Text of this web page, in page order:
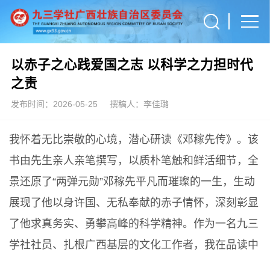
以赤子之心践爱国之志 以科学之力担时代
之责
发布时间：2026-05-25 撰稿人：李佳璐
我怀着无比崇敬的心境，潜心研读《邓稼先传》。该
书由先生亲人亲笔撰写，以质朴笔触和鲜活细节，全
景还原了“两弹元勋”邓稼先平凡而璀璨的一生，生动
展现了他以身许国、无私奉献的赤子情怀，深刻彰显
了他求真务实、勇攀高峰的科学精神。作为一名九三
学社社员、扎根广西基层的文化工作者，我在品读中